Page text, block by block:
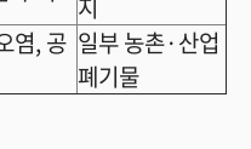
지
염, 공 일부 농촌·산업
폐기물